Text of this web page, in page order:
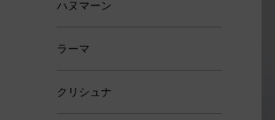
ハヌマーン
ラーマ
クリシュナ